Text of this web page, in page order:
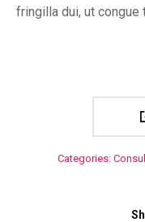
fringilla dui, ut congue
Categories: